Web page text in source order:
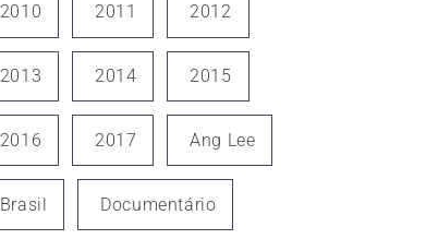
2010 2011 2012
2013 2014 2015
2016 2017 Ang Lee
Brasil Documentário